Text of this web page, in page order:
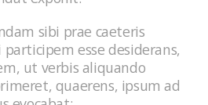
sibi prae caeteris
esse desiderans,
ut verbis aliquando
quaerens, ipsum ad